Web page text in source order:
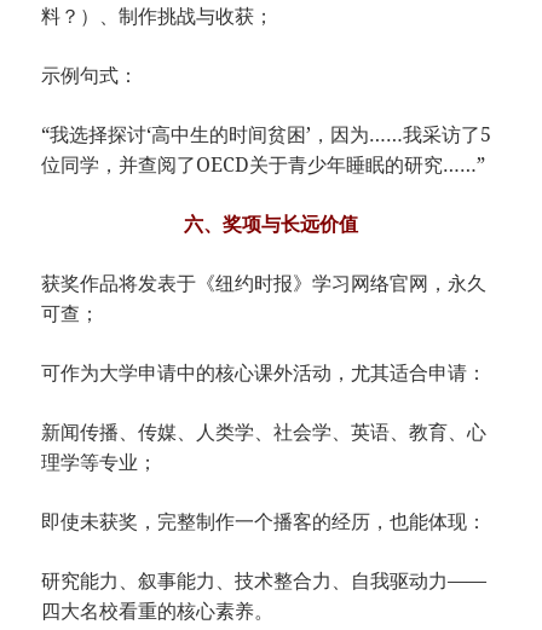
料？）、制作挑战与收获；
示例句式：
“我选择探讨‘高中生的时间贫困’，因为……我采访了5
位同学，并查阅了OECD关于青少年睡眠的研究……”
六、奖项与长远价值
获奖作品将发表于《纽约时报》学习网络官网，永久
可查；
可作为大学申请中的核心课外活动，尤其适合申请：
新闻传播、传媒、人类学、社会学、英语、教育、心
理学等专业；
即使未获奖，完整制作一个播客的经历，也能体现：
研究能力、叙事能力、技术整合力、自我驱动力——
四大名校看重的核心素养。